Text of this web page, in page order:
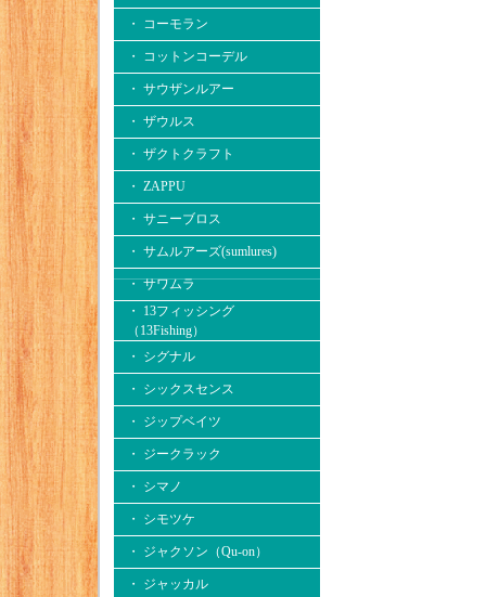
・ コーモラン
・ コットンコーデル
・ サウザンルアー
・ ザウルス
・ ザクトクラフト
・ ZAPPU
・ サニーブロス
・ サムルアーズ(sumlures)
・ サワムラ
・ 13フィッシング
（13Fishing）
・ シグナル
・ シックスセンス
・ ジップベイツ
・ ジークラック
・ シマノ
・ シモツケ
・ ジャクソン（Qu-on）
・ ジャッカル